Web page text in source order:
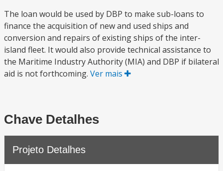
The loan would be used by DBP to make sub-loans to
finance the acquisition of new and used ships and
conversion and repairs of existing ships of the inter-
island fleet. It would also provide technical assistance to
the Maritime Industry Authority (MIA) and DBP if bilateral
aid is not forthcoming. Ver mais
Chave Detalhes
Projeto Detalhes